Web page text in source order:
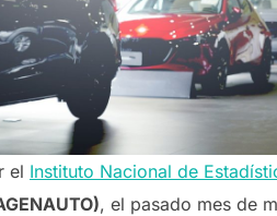
el Instituto Nacional de
, el pasado mes de